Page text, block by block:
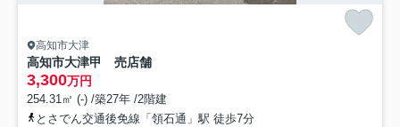
高知市大津
高知市大津甲 売店舗
3,300万円
254.31㎡ (-) /築27年 /2階建
とさでん交通後免線「領石通」駅 徒歩7分